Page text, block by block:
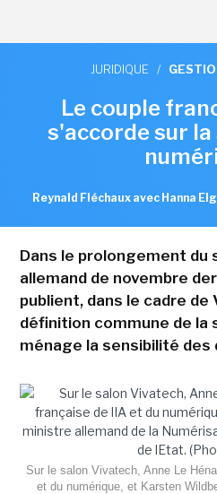
JURIDIQUE /
Le couple
s'accorde sur
Reynald Fléchaux avec Hanna
Dans le prolongement
allemand de novembre
publient, dans le cadre de
définition commune de la
ménage la sensibilité des
Sur le salon Vivatech, Anne Le
et du numérique, et Karsten